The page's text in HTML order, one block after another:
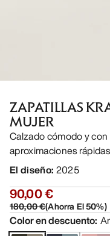
ZAPATILLAS
MUJER
Calzado cómodo y
aproximaciones
El diseño: 2025
90,00 €
180,00 €(Ahorra El50%)
Color en descuento: